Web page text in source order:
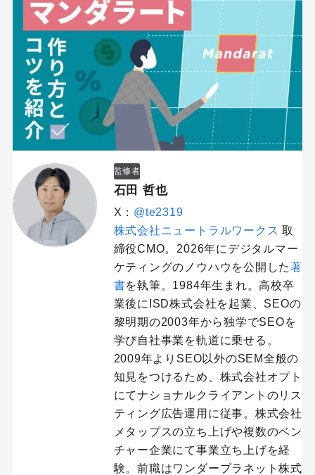
監修者
石田 哲也
X： @te2319
株式会社ニュートラルワークス 取
締役CMO。2026年にデジタルマー
ケティングのノウハウを公開した著
書を執筆。1984年生まれ。高校卒
業後にISD株式会社を起業、SEOの
黎明期の2003年から独学でSEOを
学び自社事業を軌道に乗せる。
2009年よりSEO以外のSEM全般の
知見をつけるため、株式会社オプト
にてナショナルクライアントのリス
ティング広告運用に従事。株式会社
メタップスの立ち上げや複数のベン
チャー企業にて事業立ち上げを経
験。前職はワンダープラネット株式